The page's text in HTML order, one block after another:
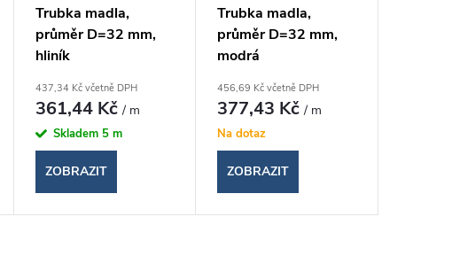
Trubka madla,
průměr D=32 mm,
hliník
437,34 Kč včetně DPH
361,44 Kč/ m
Skladem 5 m
ZOBRAZIT
Trubka madla,
průměr D=32 mm,
modrá
456,69 Kč včetně DPH
377,43 Kč/ m
Na dotaz
ZOBRAZIT